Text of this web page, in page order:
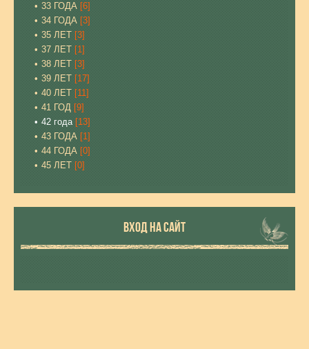
33 ГОДА [6]
34 ГОДА [3]
35 ЛЕТ [3]
37 ЛЕТ [1]
38 ЛЕТ [3]
39 ЛЕТ [17]
40 ЛЕТ [11]
41 ГОД [9]
42 года [13]
43 ГОДА [1]
44 ГОДА [0]
45 ЛЕТ [0]
ВХОД НА САЙТ